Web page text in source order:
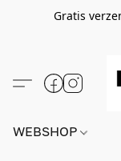
Gratis
WEBSHOP